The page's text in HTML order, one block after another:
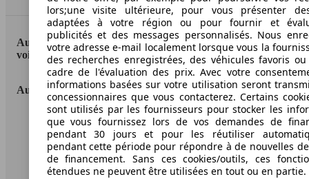
AutoScout24: la plus grande plateforme en ligne de
voitures en Europe
AutoScout24
A propos d'AutoScout24
Conditions d'utilisation
Informations légales
lors;une visite ultérieure, pour vous présenter
adaptées à votre région ou pour fournir et
publicités et des messages personnalisés. Nous
votre adresse e-mail localement lorsque vous la
des recherches enregistrées, des véhicules favoris
cadre de l'évaluation des prix. Avec votre
informations basées sur votre utilisation seront
concessionnaires que vous contacterez. Certains
sont utilisés par les fournisseurs pour stocker les
que vous fournissez lors de vos demandes de
pendant 30 jours et pour les réutiliser
pendant cette période pour répondre à de nouvelles
de financement. Sans ces cookies/outils, ces
étendues ne peuvent être utilisées en tout ou en partie.